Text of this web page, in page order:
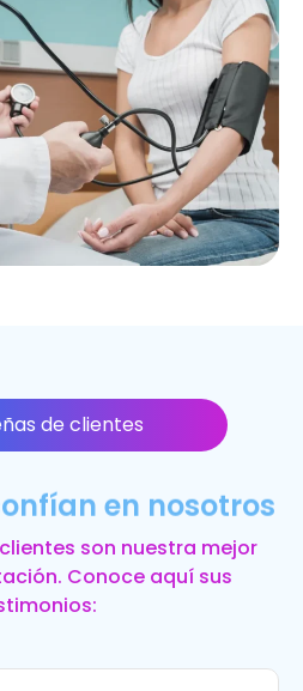
de clientes
en nosotros
son nuestra mejor
Conoce aquí sus